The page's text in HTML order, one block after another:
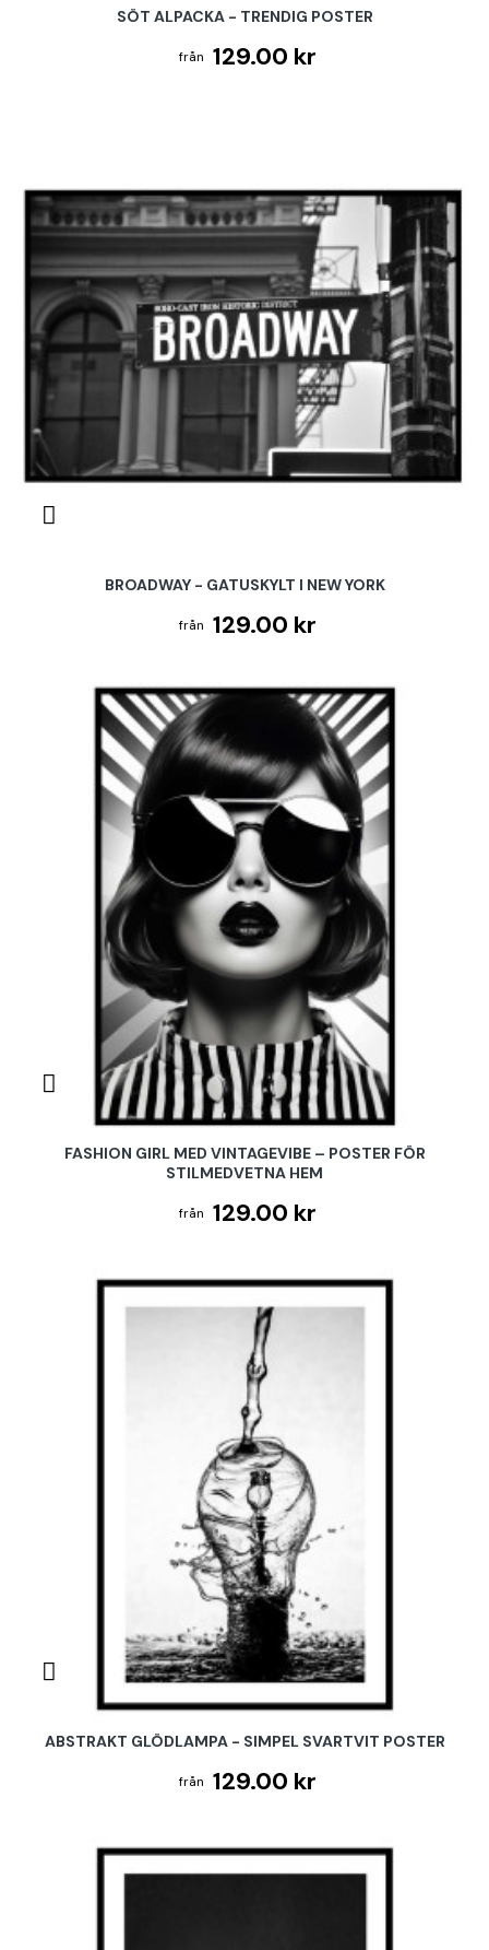
SÖT ALPACKA - TRENDIG POSTER
129.00 kr
BROADWAY - GATUSKYLT I NEW YORK
129.00 kr
FASHION GIRL MED VINTAGEVIBE – POSTER FÖR
STILMEDVETNA HEM
129.00 kr
ABSTRAKT GLÖDLAMPA - SIMPEL SVARTVIT POSTER
129.00 kr